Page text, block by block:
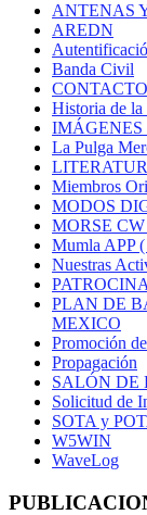
ANTENAS
AREDN
Banda Civil
CONTACTO
Historia de
IMÁGENES
La Pulga
Miembros
MODOS
MORSE
Mumla APP
Nuestras
PLAN DE
MEXICO
Promoción
Propagación
SALÓN DE
Solicitud de
SOTA y
W5WIN
WaveLog